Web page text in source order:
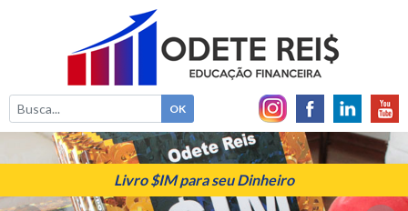
Livro $IM para seu Dinheiro